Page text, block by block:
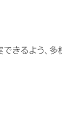
きるよう、